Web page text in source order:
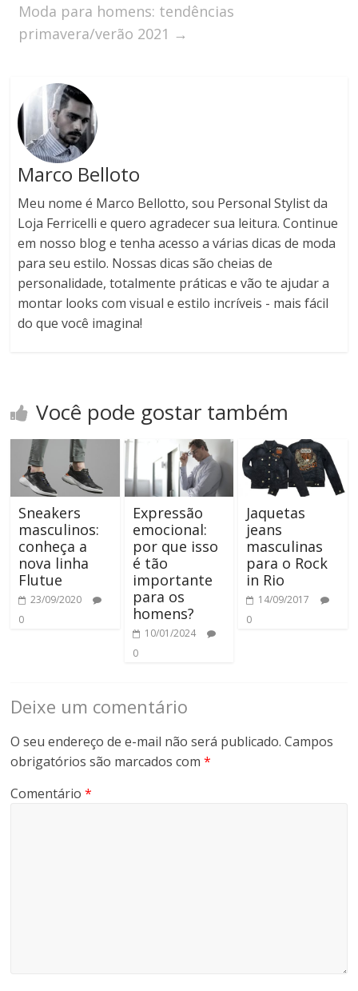
Moda para homens: tendências
primavera/verão 2021 →
Marco Belloto
Meu nome é Marco Bellotto, sou Personal Stylist da
Loja Ferricelli e quero agradecer sua leitura. Continue
em nosso blog e tenha acesso a várias dicas de moda
para seu estilo. Nossas dicas são cheias de
personalidade, totalmente práticas e vão te ajudar a
montar looks com visual e estilo incríveis - mais fácil
do que você imagina!
Você pode gostar também
Sneakers
masculinos:
conheça a
nova linha
Flutue
23/09/2020
0
Expressão
emocional:
por que isso
é tão
importante
para os
homens?
10/01/2024
0
Jaquetas
jeans
masculinas
para o Rock
in Rio
14/09/2017
0
Deixe um comentário
O seu endereço de e-mail não será publicado. Campos
obrigatórios são marcados com*
Comentário*